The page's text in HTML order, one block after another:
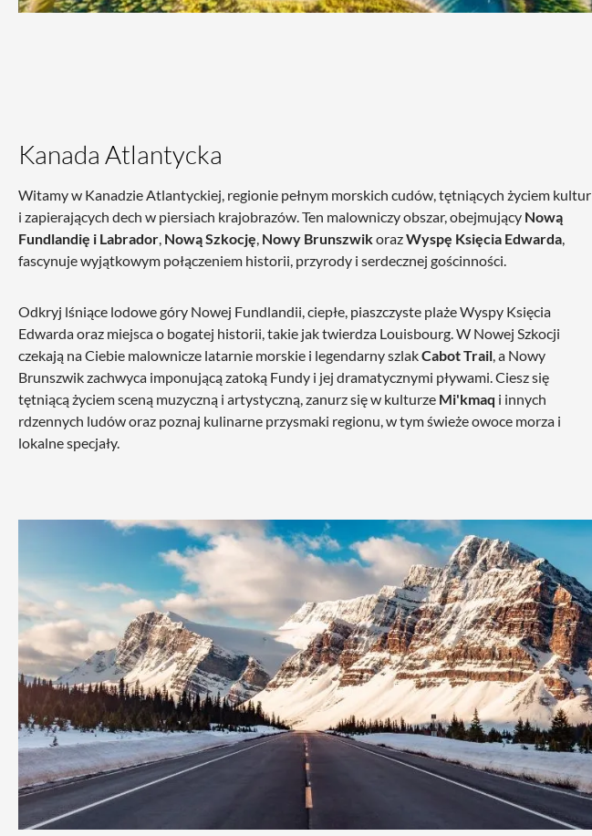
Stratic
Straw + America Unlimited Canada Edition – zestaw walizek z twardą obudową M/L – czarny
Kanada Atlantycka
Witamy w Kanadzie Atlantyckiej, regionie pełnym morskich cudów, tętniących życiem kultur
i zapierających dech w piersiach krajobrazów. Ten malowniczy obszar, obejmujący Nową
Fundlandię i Labrador, Nową Szkocję, Nowy BrunszwikorazWyspę Księcia Edwarda,
fascynuje wyjątkowym połączeniem historii, przyrody i serdecznej gościnności.
Odkryj lśniące lodowe góry Nowej Fundlandii, ciepłe, piaszczyste plaże Wyspy Księcia
Edwarda oraz miejsca o bogatej historii, takie jak twierdza Louisbourg. W Nowej Szkocji
czekają na Ciebie malownicze latarnie morskie i legendarny szlakCabot Trail, a Nowy
Brunszwik zachwyca imponującą zatoką Fundy i jej dramatycznymi pływami. Ciesz się
tętniącą życiem sceną muzyczną i artystyczną, zanurz się w kulturze Mi'kmaq i innych
rdzennych ludów oraz poznaj kulinarne przysmaki regionu, w tym świeże owoce morza i
lokalne specjały.